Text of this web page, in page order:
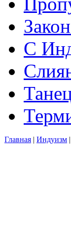
С
Главная | Индуизм |